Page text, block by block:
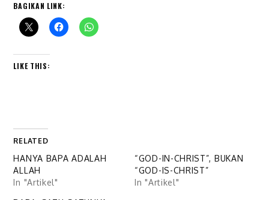
BAGIKAN LINK:
LIKE THIS:
RELATED
HANYA BAPA ADALAH
ALLAH
In "Artikel"
“GOD-IN-CHRIST”, BUKAN
“GOD-IS-CHRIST”
In "Artikel"